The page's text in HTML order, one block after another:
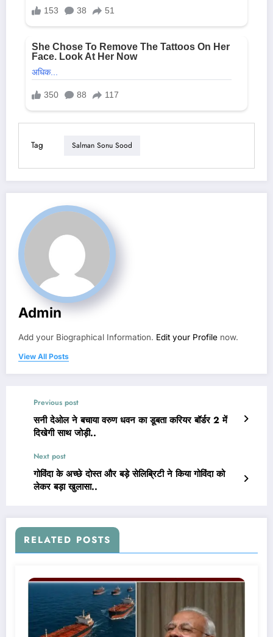
Tag Salman Sonu Sood
Admin
Add your Biographical Information. Edit your Profile now.
View All Posts
Previous post
सनी देओल ने बचाया वरुण धवन का डूबता करियर बॉर्डर 2 में
दिखेगी साथ जोड़ी..
Next post
गोविंदा के अच्छे दोस्त और बड़े सेलिब्रिटी ने किया गोविंदा को
लेकर बड़ा खुलासा..
RELATED POSTS